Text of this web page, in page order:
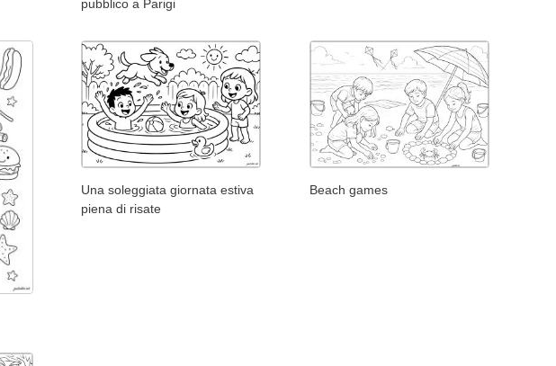
pubblico a Parigi
Una soleggiata giornata estiva
piena di risate
Beach games